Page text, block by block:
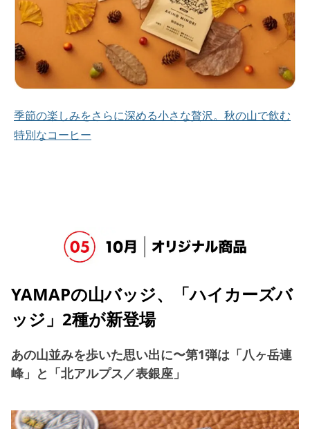
季節の楽しみをさらに深める小さな贅沢。秋の山で飲む
特別なコーヒー
YAMAPの山バッジ、「ハイカーズバ
ッジ」2種が新登場
あの山並みを歩いた思い出に〜第1弾は「八ヶ岳連
峰」と「北アルプス／表銀座」